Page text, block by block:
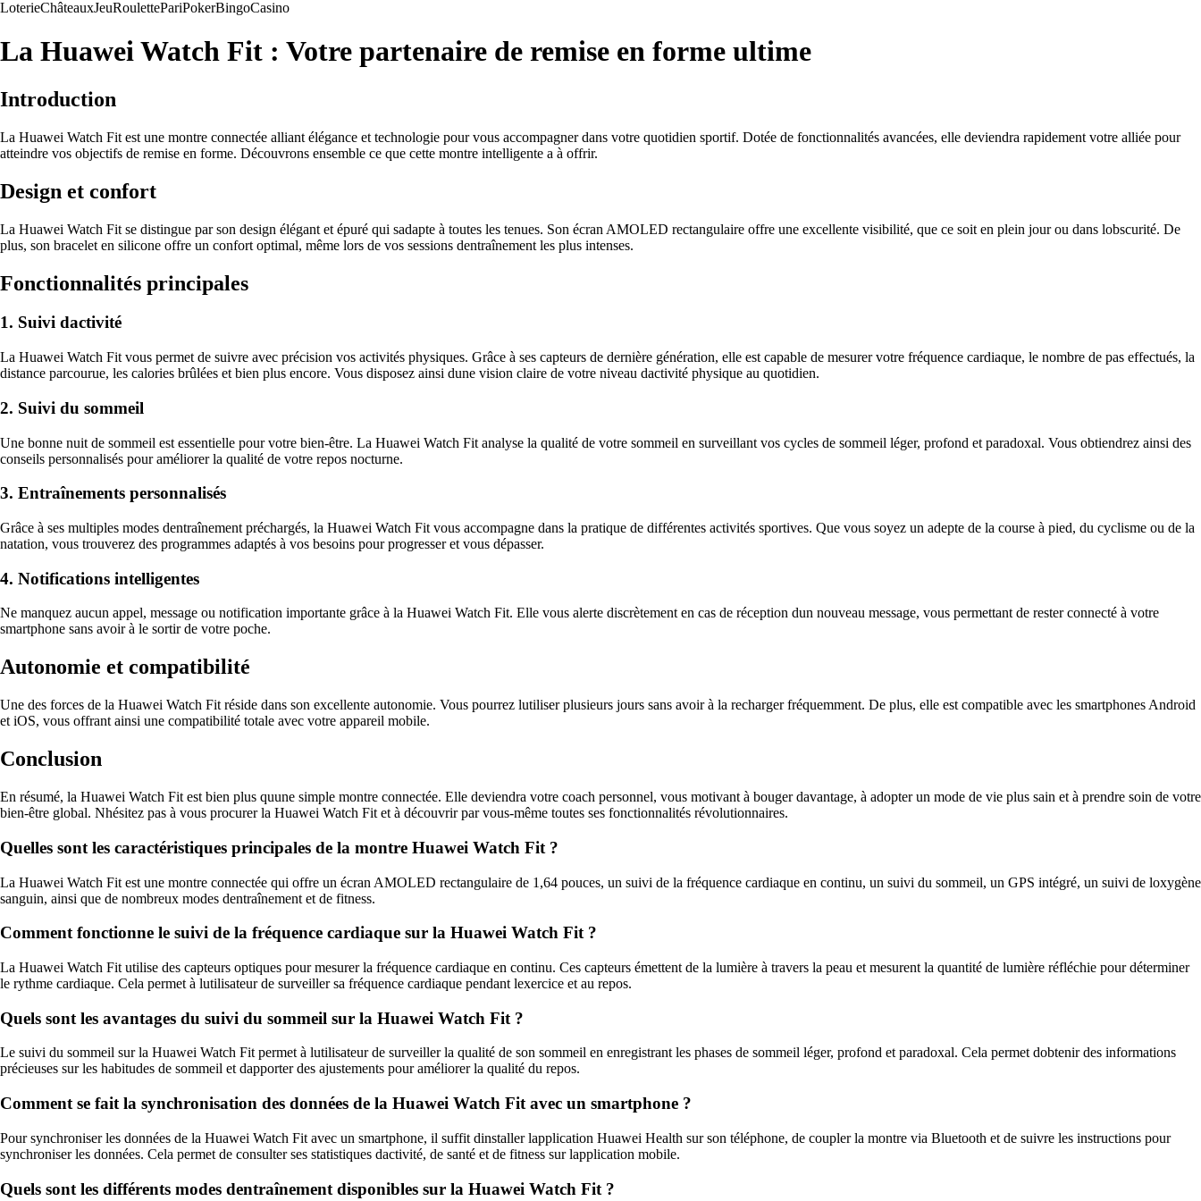
LoterieChâteauxJeuRoulettePariPokerBingoCasino
La Huawei Watch Fit : Votre partenaire de remise en forme ultime
Introduction
La Huawei Watch Fit est une montre connectée alliant élégance et technologie pour vous accompagner dans votre quotidien sportif. Dotée de fonctionnalités avancées, elle deviendra rapidement votre alliée pour
atteindre vos objectifs de remise en forme. Découvrons ensemble ce que cette montre intelligente a à offrir.
Design et confort
La Huawei Watch Fit se distingue par son design élégant et épuré qui sadapte à toutes les tenues. Son écran AMOLED rectangulaire offre une excellente visibilité, que ce soit en plein jour ou dans lobscurité. De
plus, son bracelet en silicone offre un confort optimal, même lors de vos sessions dentraînement les plus intenses.
Fonctionnalités principales
1. Suivi dactivité
La Huawei Watch Fit vous permet de suivre avec précision vos activités physiques. Grâce à ses capteurs de dernière génération, elle est capable de mesurer votre fréquence cardiaque, le nombre de pas effectués, la
distance parcourue, les calories brûlées et bien plus encore. Vous disposez ainsi dune vision claire de votre niveau dactivité physique au quotidien.
2. Suivi du sommeil
Une bonne nuit de sommeil est essentielle pour votre bien-être. La Huawei Watch Fit analyse la qualité de votre sommeil en surveillant vos cycles de sommeil léger, profond et paradoxal. Vous obtiendrez ainsi des
conseils personnalisés pour améliorer la qualité de votre repos nocturne.
3. Entraînements personnalisés
Grâce à ses multiples modes dentraînement préchargés, la Huawei Watch Fit vous accompagne dans la pratique de différentes activités sportives. Que vous soyez un adepte de la course à pied, du cyclisme ou de la
natation, vous trouverez des programmes adaptés à vos besoins pour progresser et vous dépasser.
4. Notifications intelligentes
Ne manquez aucun appel, message ou notification importante grâce à la Huawei Watch Fit. Elle vous alerte discrètement en cas de réception dun nouveau message, vous permettant de rester connecté à votre
smartphone sans avoir à le sortir de votre poche.
Autonomie et compatibilité
Une des forces de la Huawei Watch Fit réside dans son excellente autonomie. Vous pourrez lutiliser plusieurs jours sans avoir à la recharger fréquemment. De plus, elle est compatible avec les smartphones Android
et iOS, vous offrant ainsi une compatibilité totale avec votre appareil mobile.
Conclusion
En résumé, la Huawei Watch Fit est bien plus quune simple montre connectée. Elle deviendra votre coach personnel, vous motivant à bouger davantage, à adopter un mode de vie plus sain et à prendre soin de votre
bien-être global. Nhésitez pas à vous procurer la Huawei Watch Fit et à découvrir par vous-même toutes ses fonctionnalités révolutionnaires.
Quelles sont les caractéristiques principales de la montre Huawei Watch Fit ?
La Huawei Watch Fit est une montre connectée qui offre un écran AMOLED rectangulaire de 1,64 pouces, un suivi de la fréquence cardiaque en continu, un suivi du sommeil, un GPS intégré, un suivi de loxygène
sanguin, ainsi que de nombreux modes dentraînement et de fitness.
Comment fonctionne le suivi de la fréquence cardiaque sur la Huawei Watch Fit ?
La Huawei Watch Fit utilise des capteurs optiques pour mesurer la fréquence cardiaque en continu. Ces capteurs émettent de la lumière à travers la peau et mesurent la quantité de lumière réfléchie pour déterminer
le rythme cardiaque. Cela permet à lutilisateur de surveiller sa fréquence cardiaque pendant lexercice et au repos.
Quels sont les avantages du suivi du sommeil sur la Huawei Watch Fit ?
Le suivi du sommeil sur la Huawei Watch Fit permet à lutilisateur de surveiller la qualité de son sommeil en enregistrant les phases de sommeil léger, profond et paradoxal. Cela permet dobtenir des informations
précieuses sur les habitudes de sommeil et dapporter des ajustements pour améliorer la qualité du repos.
Comment se fait la synchronisation des données de la Huawei Watch Fit avec un smartphone ?
Pour synchroniser les données de la Huawei Watch Fit avec un smartphone, il suffit dinstaller lapplication Huawei Health sur son téléphone, de coupler la montre via Bluetooth et de suivre les instructions pour
synchroniser les données. Cela permet de consulter ses statistiques dactivité, de santé et de fitness sur lapplication mobile.
Quels sont les différents modes dentraînement disponibles sur la Huawei Watch Fit ?